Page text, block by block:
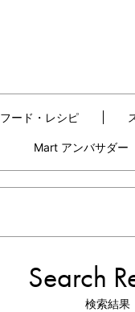
フード・レシピ
Mart アンバサダー
Search
検索結果